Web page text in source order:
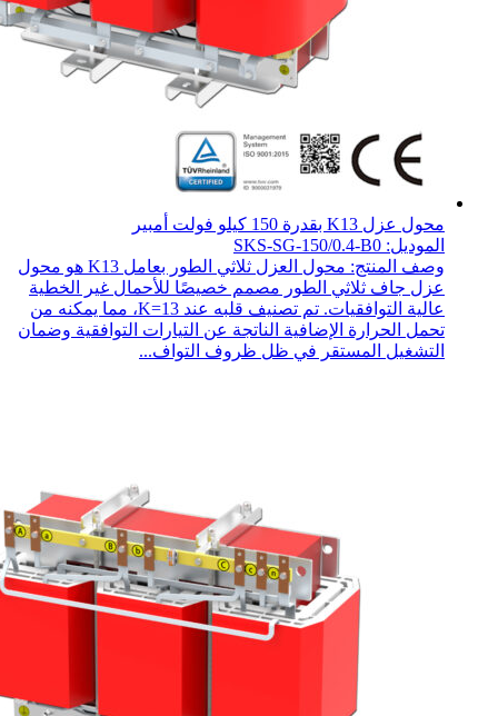
محول عزل K13 بقدرة 150 كيلو فولت أمبير
الموديل: SKS-SG-150/0.4-B0
وصف المنتج: محول العزل ثلاثي الطور بعامل K13 هو محول
عزل جاف ثلاثي الطور مصمم خصيصًا للأحمال غير الخطية
عالية التوافقيات. تم تصنيف قلبه عند K=13، مما يمكنه من
تحمل الحرارة الإضافية الناتجة عن التيارات التوافقية وضمان
التشغيل المستقر في ظل ظروف التواف...